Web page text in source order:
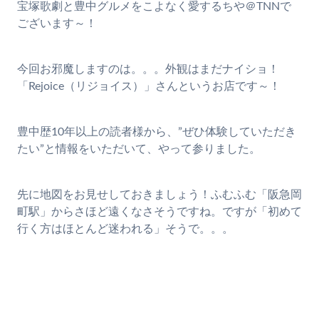
宝塚歌劇と豊中グルメをこよなく愛するちや＠TNNで
ございます～！
今回お邪魔しますのは。。。外観はまだナイショ！
「Rejoice（リジョイス）」さんというお店です～！
豊中歴10年以上の読者様から、”ぜひ体験していただき
たい”と情報をいただいて、やって参りました。
先に地図をお見せしておきましょう！ふむふむ「阪急岡
町駅」からさほど遠くなさそうですね。ですが「初めて
行く方はほとんど迷われる」そうで。。。